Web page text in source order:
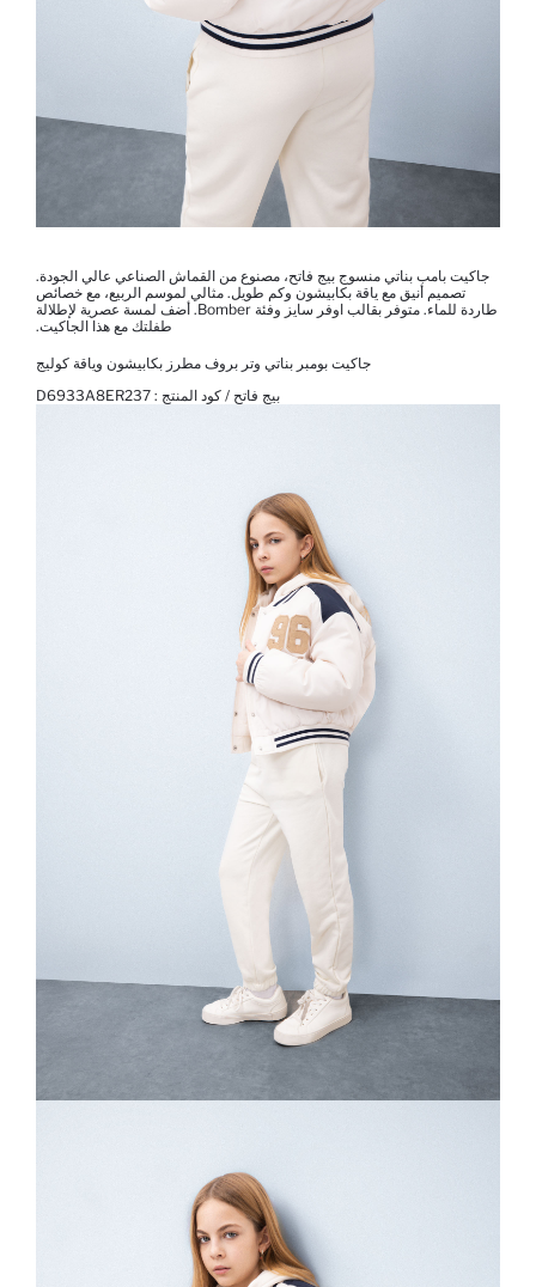
جاكيت بامب بناتي منسوج بيج فاتح، مصنوع من القماش الصناعي عالي الجودة.
تصميم أنيق مع ياقة بكابيشون وكم طويل. مثالي لموسم الربيع، مع خصائص
طاردة للماء. متوفر بقالب اوفر سايز وفئة Bomber. أضف لمسة عصرية لإطلالة
طفلتك مع هذا الجاكيت.
جاكيت بومبر بناتي وتر بروف مطرز بكابيشون وياقة كوليج
بيج فاتح / كود المنتج : D6933A8ER237